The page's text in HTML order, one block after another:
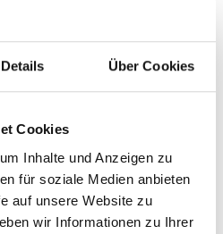
Details Über Cookies
Cookies
Inhalte und Anzeigen zu
für soziale Medien anbieten
auf unsere Website zu
wir Informationen zu Ihrer
Unifarben?
hergestellt?
auf